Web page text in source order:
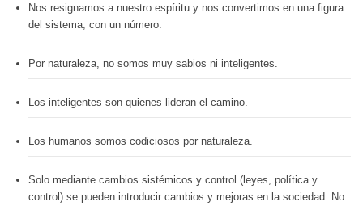
Nos resignamos a nuestro espíritu y nos convertimos en una figura
del sistema, con un número.
Por naturaleza, no somos muy sabios ni inteligentes.
Los inteligentes son quienes lideran el camino.
Los humanos somos codiciosos por naturaleza.
Solo mediante cambios sistémicos y control (leyes, política y
control) se pueden introducir cambios y mejoras en la sociedad. No